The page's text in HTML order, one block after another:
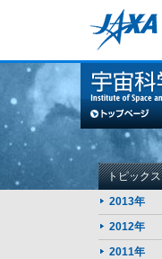
このページの本文へ
トピックス
2013年
2012年
2011年